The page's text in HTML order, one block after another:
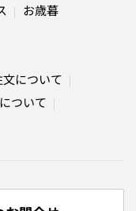
お歳暮
文について
ついて